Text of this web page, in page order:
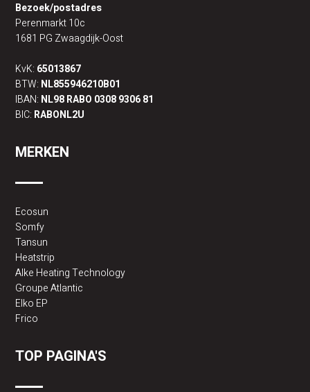
Bezoek/postadres
Perenmarkt 10c
1681 PG Zwaagdijk-Oost
KvK: 65013867
BTW: NL855946210B01
IBAN: NL98 RABO 0308 9306 81
BIC: RABONL2U
MERKEN
Ecosun
Somfy
Tansun
Heatstrip
Alke Heating Technology
Groupe Atlantic
Elko EP
Frico
TOP PAGINA'S